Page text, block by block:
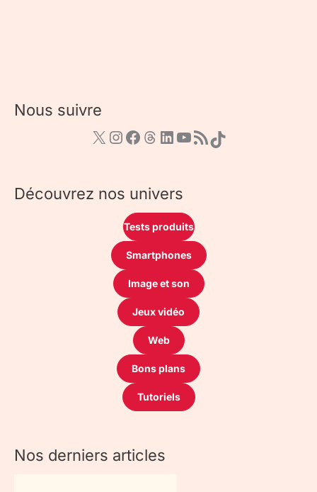
Nous suivre
Découvrez nos univers
Tests produits
Smartphones
Image et son
Jeux vidéo
Web
Bons plans
Tutoriels
Nos derniers articles